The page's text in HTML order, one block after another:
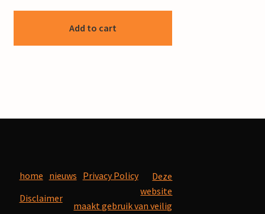
Add to cart
home nieuws Privacy Policy
Disclaimer
Deze
website
maakt gebruik van veilig